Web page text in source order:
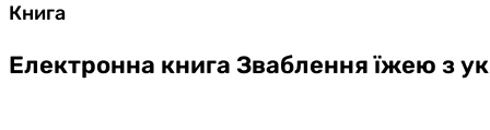
Книга
Електронна книга Зваблення їжею з